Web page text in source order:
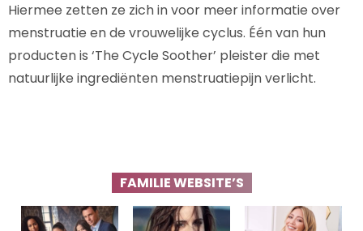
Hiermee zetten ze zich in voor meer informatie over
menstruatie en de vrouwelijke cyclus. Één van hun
producten is ‘The Cycle Soother’ pleister die met
natuurlijke ingrediënten menstruatiepijn verlicht.
FAMILIE WEBSITE’S